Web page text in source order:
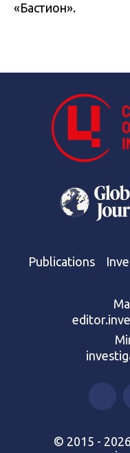
«Бастион».
Publications
© 2015 -